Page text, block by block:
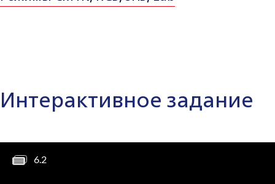
Интерактивное задание